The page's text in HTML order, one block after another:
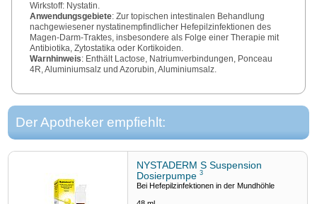
Wirkstoff: Nystatin.
Anwendungsgebiete: Zur topischen intestinalen Behandlung
nachgewiesener nystatinempfindlicher Hefepilzinfektionen des
Magen-Darm-Traktes, insbesondere als Folge einer Therapie mit
Antibiotika, Zytostatika oder Kortikoiden.
Warnhinweis: Enthält Lactose, Natriumverbindungen, Ponceau
4R, Aluminiumsalz und Azorubin, Aluminiumsalz.
Stand: 06/2019.
Der Apotheker empfiehlt:
NYSTADERM S Suspension
Dosierpumpe3
Bei Hefepilzinfektionen in der Mundhöhle